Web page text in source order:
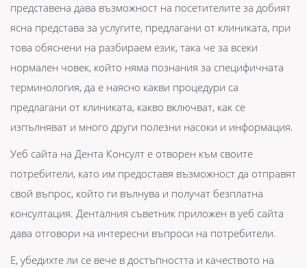
представена дава възможност на посетителите за добият
ясна представа за услугите, предлагани от клиниката, при
това обяснени на разбираем език, така че за всеки
нормален човек, който няма познания за специфичната
терминология, да е наясно какви процедури са
предлагани от клиниката, какво включват, как се
изпълняват и много други полезни насоки и информация.
Уеб сайта на Дента Консулт е отворен към своите
потребители, като им предоставя възможност да отправят
свой въпрос, който ги вълнува и получат безплатна
консултация. Денталния съветник приложен в уеб сайта
дава отговори на интересни въпроси на потребители.
Е, убедихте ли се вече в достъпността и качеството на